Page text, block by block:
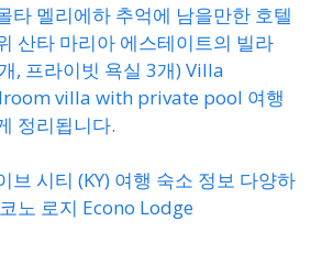
타 멜리에하 추억에 남을만한 호텔
산타 마리아 에스테이트의 빌라
, 프라이빗 욕실 3개) Villa
villa with private pool 여행
정리됩니다.
브 시티 (KY) 여행 숙소 정보 다양하
노 로지 Econo Lodge